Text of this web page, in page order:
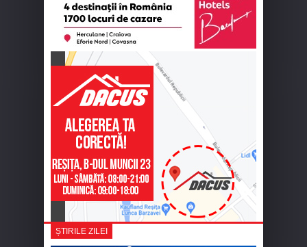
ȘTIRILE ZILEI